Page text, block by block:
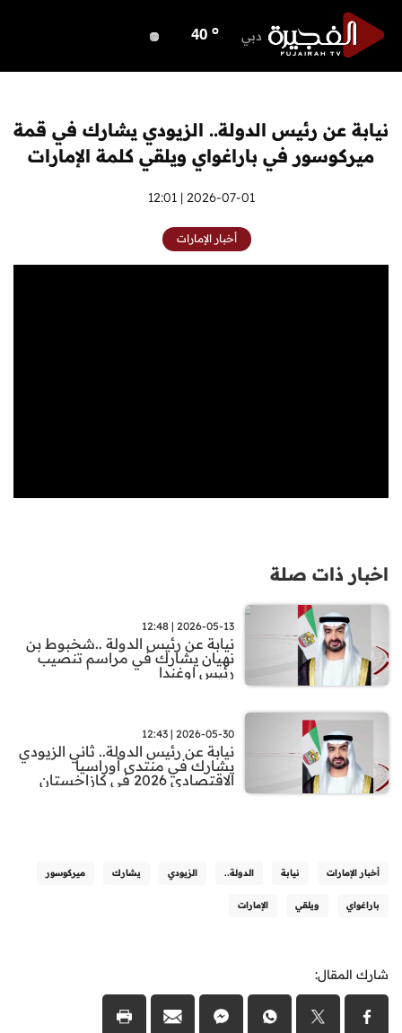
دبي 40 o
عجمان 39 o
أم القيوين 39 o
راس الخيمة 39 o
الفجيرة 32
نيابة عن رئيس الدولة.. الزيودي يشارك في قمة
ميركوسور في باراغواي ويلقي كلمة الإمارات
2026-07-01 | 12:01
أخبار الإمارات
اخبار ذات صلة
2026-05-13 | 12:48
نيابة عن رئيس الدولة ..شخبوط بن
نهيان يشارك في مراسم تنصيب
رئيس اوغندا
2026-05-30 | 12:43
نيابة عن رئيس الدولة.. ثاني الزيودي
يشارك في منتدى أوراسيا
الاقتصادي 2026 في كازاخستان
أخبار الإمارات نيابة الدولة.. الزيودي يشارك ميركوسور
باراغواي ويلقي الإمارات
شارك المقال: